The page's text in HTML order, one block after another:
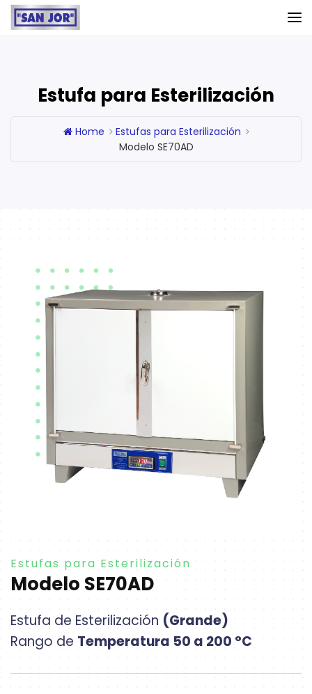
Estufa para Esterilización
Home
Estufas para Esterilización
Modelo SE70AD
Estufas para Esterilización
Modelo SE70AD
Estufa de Esterilización (Grande)
Rango de Temperatura 50 a 200 °C